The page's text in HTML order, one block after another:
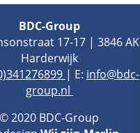
BDC-Group
17-17| 3846 AK
Harderwijk
| E: info@bdc-
group.nl
© 2020 BDC-Group